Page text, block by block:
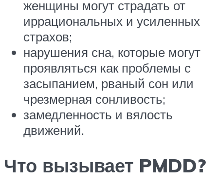
женщины могут страдать от
иррациональных и усиленных
страхов;
нарушения сна, которые могут
проявляться как проблемы с
засыпанием, рваный сон или
чрезмерная сонливость;
замедленность и вялость
движений.
Что вызывает PMDD?